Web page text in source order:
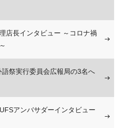
店長インタビュー ～コロナ禍
祭実行委員会広報局の3名へ
アンバサダーインタビュー